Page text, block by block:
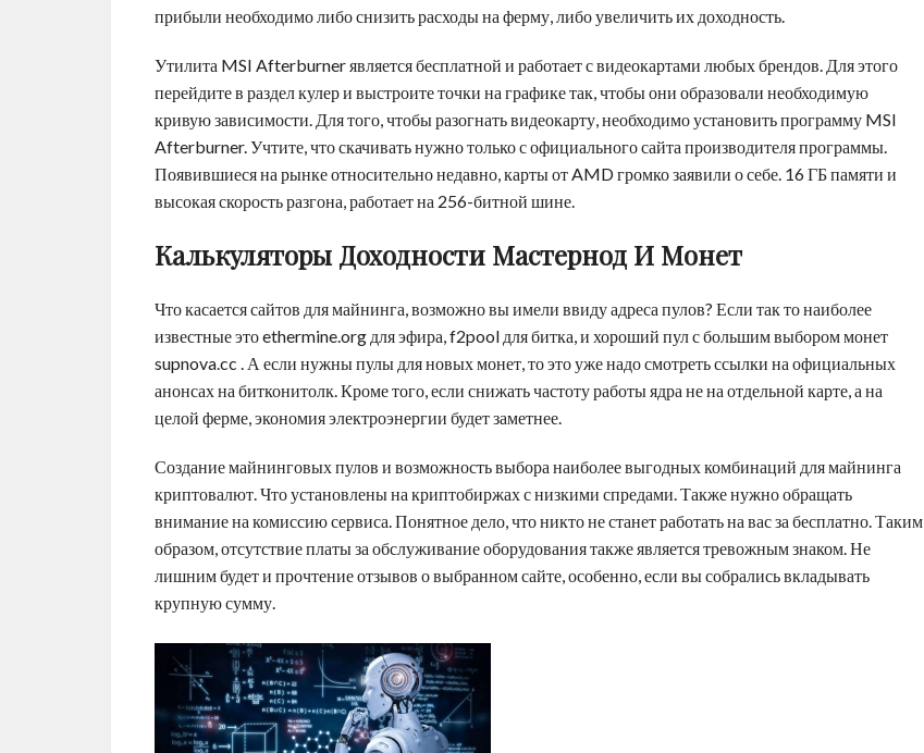
прибыли необходимо либо снизить расходы на ферму, либо увеличить их доходность.
Утилита MSI Afterburner является бесплатной и работает с видеокартами любых брендов. Для этого
перейдите в раздел кулер и выстроите точки на графике так, чтобы они образовали необходимую
кривую зависимости. Для того, чтобы разогнать видеокарту, необходимо установить программу MSI
Afterburner. Учтите, что скачивать нужно только с официального сайта производителя программы.
Появившиеся на рынке относительно недавно, карты от AMD громко заявили о себе. 16 ГБ памяти и
высокая скорость разгона, работает на 256-битной шине.
Калькуляторы Доходности Мастернод И Монет
Что касается сайтов для майнинга, возможно вы имели ввиду адреса пулов? Если так то наиболее
известные это ethermine.org для эфира, f2pool для битка, и хороший пул с большим выбором монет
supnova.cc . А если нужны пулы для новых монет, то это уже надо смотреть ссылки на официальных
анонсах на битконитолк. Кроме того, если снижать частоту работы ядра не на отдельной карте, а на
целой ферме, экономия электроэнергии будет заметнее.
Создание майнинговых пулов и возможность выбора наиболее выгодных комбинаций для майнинга
криптовалют. Что установлены на криптобиржах с низкими спредами. Также нужно обращать
внимание на комиссию сервиса. Понятное дело, что никто не станет работать на вас за бесплатно. Таким
образом, отсутствие платы за обслуживание оборудования также является тревожным знаком. Не
лишним будет и прочтение отзывов о выбранном сайте, особенно, если вы собрались вкладывать
крупную сумму.